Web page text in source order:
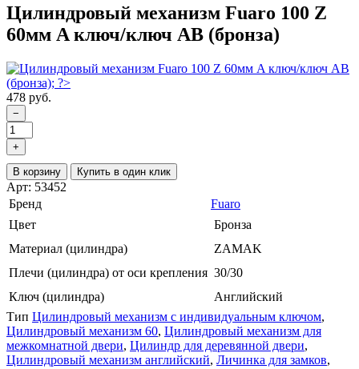
Цилиндровый механизм Fuaro 100 Z
60мм A ключ/ключ AB (бронза)
478 руб.
−
+
В корзину Купить в один клик
Арт: 53452
Бренд
Fuaro
Цвет
Бронза
Материал (цилиндра)
ZAMAK
Плечи (цилиндра) от оси крепления 30/30
Ключ (цилиндра)
Английский
Тип Цилиндровый механизм с индивидуальным ключом,
Цилиндровый механизм 60, Цилиндровый механизм для
межкомнатной двери, Цилиндр для деревянной двери,
Цилиндровый механизм английский, Личинка для замков,